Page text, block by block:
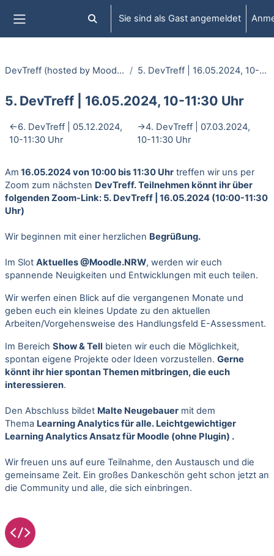
Sucheingabe umschalten
Sie sind als Gast angemeldet
DevTreff (hosted by Moodle.NRW) 5. DevTreff | 16.05.2024, 10-11:30 Uhr
5. DevTreff | 16.05.2024, 10-11:30 Uhr
Abschnittsübersicht
←6. DevTreff | 05.12.2024,
10-11:30 Uhr
→4. DevTreff | 07.03.2024,
10-11:30 Uhr
Am 16.05.2024 von 10:00 bis 11:30 Uhr treffen wir uns per
Zoom zum nächsten DevTreff. Teilnehmen könnt ihr über
folgenden Zoom-Link: 5. DevTreff | 16.05.2024 (10:00-11:30
Uhr)
Wir beginnen mit einer herzlichen Begrüßung.
Im Slot Aktuelles @Moodle.NRW, werden wir euch
spannende Neuigkeiten und Entwicklungen mit euch teilen.
Wir werfen einen Blick auf die vergangenen Monate und
geben euch ein kleines Update zu den aktuellen
Arbeiten/Vorgehensweise des Handlungsfeld E-Assessment.
Im Bereich Show & Tell bieten wir euch die Möglichkeit,
spontan eigene Projekte oder Ideen vorzustellen. Gerne
könnt ihr hier spontan Themen mitbringen, die euch
interessieren.
Den Abschluss bildet Malte Neugebauer mit dem
Thema Learning Analytics für alle. Leichtgewichtiger
Learning Analytics Ansatz für Moodle (ohne Plugin) .
Wir freuen uns auf eure Teilnahme, den Austausch und die
gemeinsame Zeit. Ein großes Dankeschön geht schon jetzt an
die Community und alle, die sich einbringen.